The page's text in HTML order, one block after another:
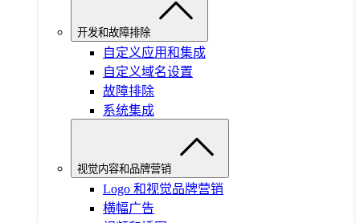
开发和故障排除
自定义应用和集成
自定义域名设置
故障排除
系统集成
视觉内容和品牌营销
Logo 和视觉品牌营销
横幅广告